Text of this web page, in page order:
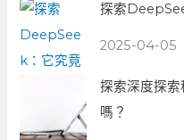
探索
2025-04-05
探索深度探
嗎？